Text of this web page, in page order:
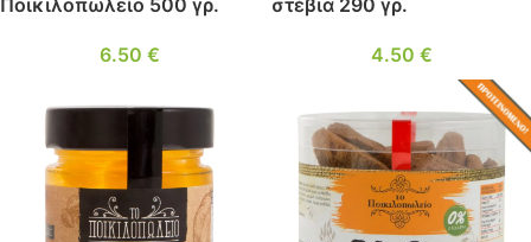
Ποικιλοπωλείο 500 γρ.
6.50 €
στέβια 290 γρ.
4.50 €
ΔΗΜΟΦΙΛ